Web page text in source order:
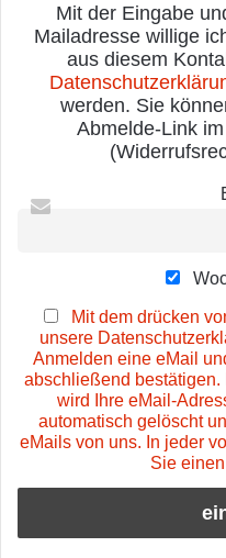
Mit der Eingabe
Mailadresse willige
aus diesem
werden. Sie
Abmelde-Link
Mit dem drücken
unsere
Anmelden eine eMail
abschließend
wird Ihre eMail-
automatisch gelöscht
eMails von uns. In jeder
Sie